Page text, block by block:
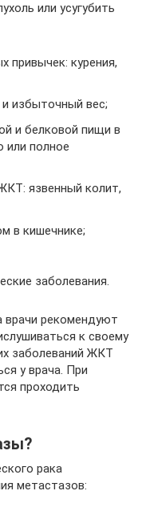
или усугубить
привычек: курения,
избыточный вес;
и белковой пищи в
или полное
язвенный колит,
в кишечнике;
заболевания.
врачи рекомендуют
к своему
заболеваний ЖКТ
у врача. При
проходить
рака
метастазов: